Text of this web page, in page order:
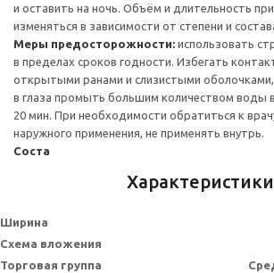
и оставить на ночь. Объём и длительность
изменяться в зависимости от степени и
Меры предосторожности: использовать
в пределах сроков годности. Избегать
открытыми ранами и слизистыми
в глаза промыть большим количеством воды
20 мин. При необходимости обратиться к
наружного применения, не применять внутрь.
Соста
Характеристики
Ширина
Схема вложения
Торговая группа